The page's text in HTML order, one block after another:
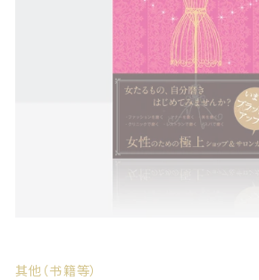
其他（书籍等）